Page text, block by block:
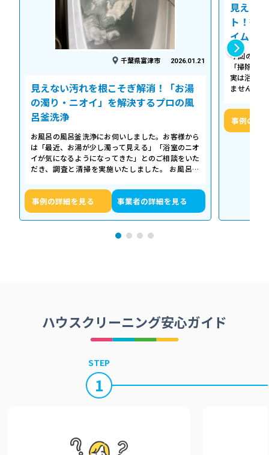
千葉県富津市 2026.01.21
見えない汚れを根こそぎ解消！「お湯
の濁り・ニオイ」を解決するプロの風
呂釜洗浄
お風呂の風呂釜洗浄にお伺いしました。お客様から
は「最近、お湯が少し濁って見える」「浴室のニオ
イが気になるようになってきた」とのご相談をいた
だき、調査と清掃を実施いたしました。 お風呂の
事例の詳細を見る 事業者の詳細を見る
見えな
ト！徹
イム
今回の作
「掃除し
実は浴槽
ません。
事例の詳
ハウスクリーニング安心ガイド
STEP
1